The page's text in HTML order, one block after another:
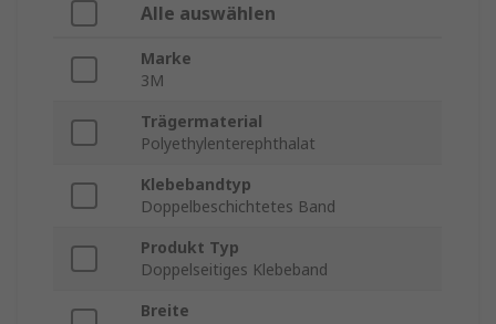
Alle auswählen
Marke
3M
Trägermaterial
Polyethylenterephthalat
Klebebandtyp
Doppelbeschichtetes Band
Produkt Typ
Doppelseitiges Klebeband
Breite